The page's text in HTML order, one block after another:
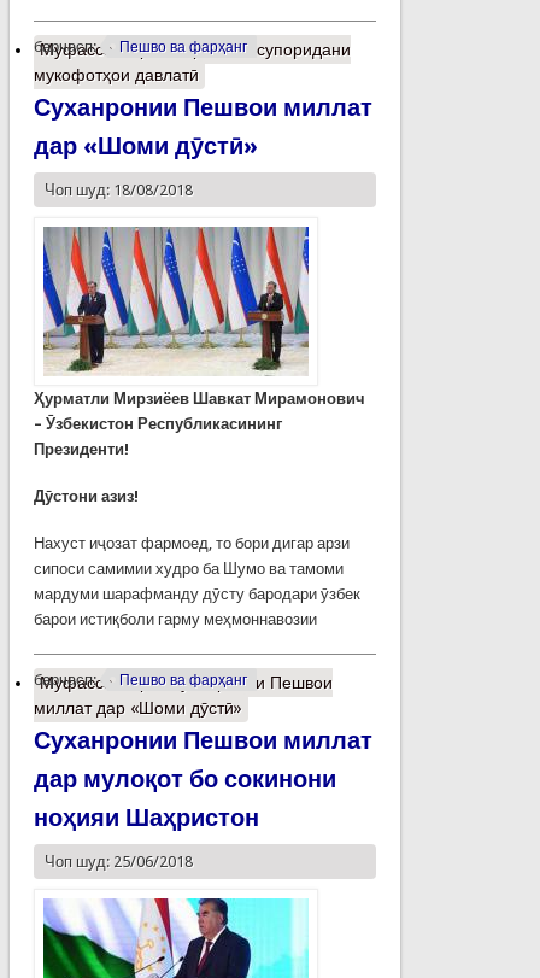
барчасп: Пешво ва фарҳанг
Муфассалтаро Маросими супоридани
мукофотҳои давлатӣ
Суханронии Пешвои миллат
дар «Шоми дӯстӣ»
Чоп шуд: 18/08/2018
Ҳурматли Мирзиёев Шавкат Мирамонович
– Ӯзбекистон Республикасининг
Президенти!
Дӯстони азиз!
Нахуст иҷозат фармоед, то бори дигар арзи
сипоси самимии худро ба Шумо ва тамоми
мардуми шарафманду дӯсту бародари ӯзбек
барои истиқболи гарму меҳмоннавозии
барчасп: Пешво ва фарҳанг
Муфассалтаро Суханронии Пешвои
миллат дар «Шоми дӯстӣ»
Суханронии Пешвои миллат
дар мулоқот бо сокинони
ноҳияи Шаҳристон
Чоп шуд: 25/06/2018